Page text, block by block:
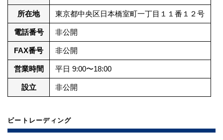
所在地 東京都中央区日本橋室町一丁目１１番１２号
電話番号 非公開
FAX番号 非公開
営業時間 平日 9:00〜18:00
設立 非公開
ビートレーディング